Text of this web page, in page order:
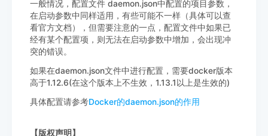
一般情况，配置文件 daemon.json中配置的项目参数，
在启动参数中同样适用，有些可能不一样（具体可以查
看官方文档），但需要注意的一点，配置文件中如果已
经有某个配置项，则无法在启动参数中增加，会出现冲
突的错误。
如果在daemon.json文件中进行配置，需要docker版本
高于1.12.6(在这个版本上不生效，1.13.1以上是生效的)
具体配置请参考Docker的daemon.json的作用
【版权声明】